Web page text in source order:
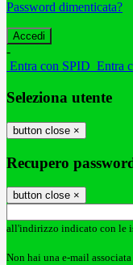
Password dimenticata?
-
Entra con SPID Entra
Seleziona utente
button close ×
Recupero
button close ×
all'indirizzo indicato con le
Non hai una e-mail